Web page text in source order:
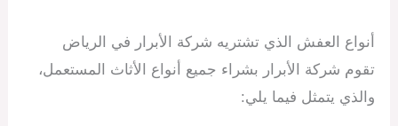
أنواع العفش الذي تشتريه شركة الأبرار في الرياض
تقوم شركة الأبرار بشراء جميع أنواع الأثاث المستعمل،
والذي يتمثل فيما يلي: